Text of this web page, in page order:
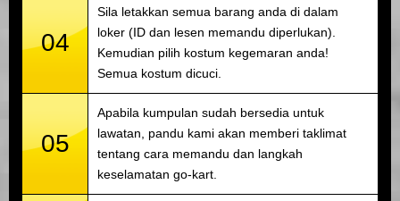
04
Sila letakkan semua barang anda di dalam
loker (ID dan lesen memandu diperlukan).
Kemudian pilih kostum kegemaran anda!
Semua kostum dicuci.
05
Apabila kumpulan sudah bersedia untuk
lawatan, pandu kami akan memberi taklimat
tentang cara memandu dan langkah
keselamatan go-kart.